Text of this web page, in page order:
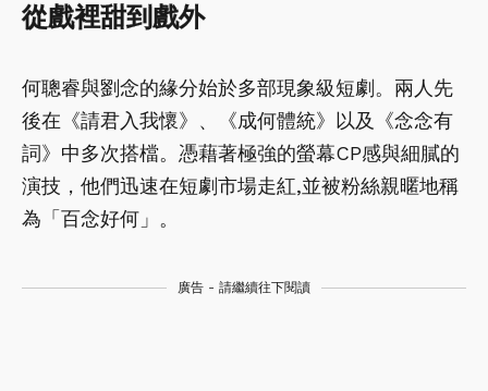
從戲裡甜到戲外
何聰睿與劉念的緣分始於多部現象級短劇。兩人先
後在《請君入我懷》、《成何體統》以及《念念有
詞》中多次搭檔。憑藉著極強的螢幕CP感與細膩的
演技，他們迅速在短劇市場走紅,並被粉絲親暱地稱
為「百念好何」。
廣告 - 請繼續往下閱讀